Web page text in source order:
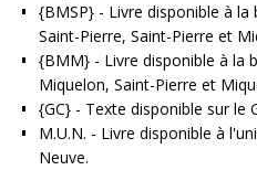
{BMSP} - Livre disponible à
Saint-Pierre, Saint-Pierre et
{BMM} - Livre disponible à la
Miquelon, Saint-Pierre et
{GC} - Texte disponible sur le
M.U.N. - Livre disponible à
Neuve.